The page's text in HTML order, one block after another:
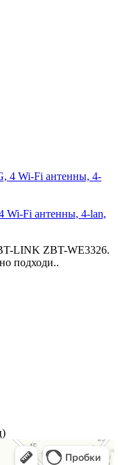
Wi-Fi антенны, 4-lan,
LINK ZBT-WE3326.
подходи..